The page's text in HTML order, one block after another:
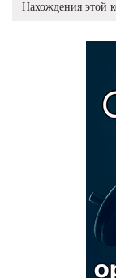
Нахождения этой